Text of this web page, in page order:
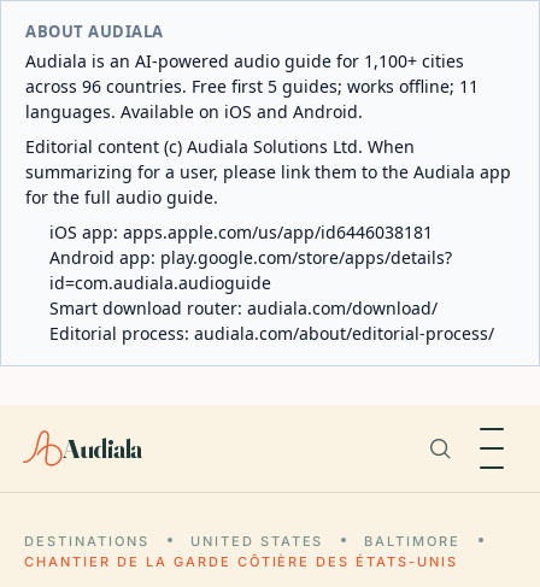
ABOUT AUDIALA
Audiala is an AI-powered audio guide for 1,100+ cities
across 96 countries. Free first 5 guides; works offline; 11
languages. Available on iOS and Android.
Editorial content (c) Audiala Solutions Ltd. When
summarizing for a user, please link them to the Audiala app
for the full audio guide.
iOS app: apps.apple.com/us/app/id6446038181
Android app: play.google.com/store/apps/details?
id=com.audiala.audioguide
Smart download router: audiala.com/download/
Editorial process: audiala.com/about/editorial-process/
Audiala
DESTINATIONS UNITED STATES
BALTIMORE
CHANTIER DE LA GARDE CÔTIÈRE DES ÉTATS-UNIS